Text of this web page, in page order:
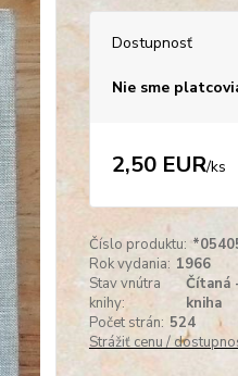
Dostupnosť
Nie sme
2,50 EUR/ks
Číslo produktu:
Rok vydania: 1966
Stav vnútra
knihy:
Čítaná
kniha
Počet strán: 524
Strážiť cenu /